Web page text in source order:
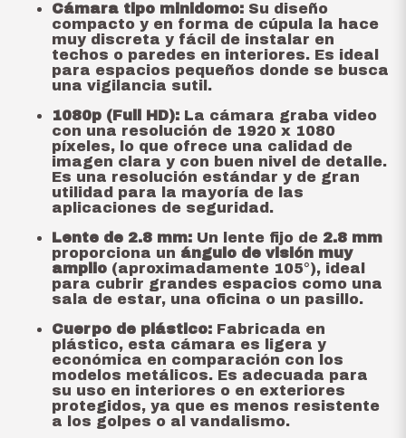
Cámara tipo minidomo:Su diseño
compacto y en forma de cúpula la hace
muy discreta y fácil de instalar en
techos o paredes en interiores. Es ideal
para espacios pequeños donde se busca
una vigilancia sutil.
1080p (Full HD):La cámara graba video
con una resolución de 1920 x 1080
píxeles, lo que ofrece una calidad de
imagen clara y con buen nivel de detalle.
Es una resolución estándar y de gran
utilidad para la mayoría de las
aplicaciones de seguridad.
Lente de 2.8 mm:Un lente fijo de 2.8 mm
proporciona un ángulo de visión muy
amplio(aproximadamente 105°), ideal
para cubrir grandes espacios como una
sala de estar, una oficina o un pasillo.
Cuerpo de plástico:Fabricada en
plástico, esta cámara es ligera y
económica en comparación con los
modelos metálicos. Es adecuada para
su uso en interiores o en exteriores
protegidos, ya que es menos resistente
a los golpes o al vandalismo.